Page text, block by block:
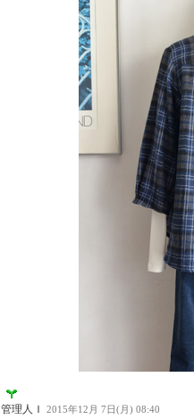
管理人Ｉ 2015年12月 7日(月) 08:40